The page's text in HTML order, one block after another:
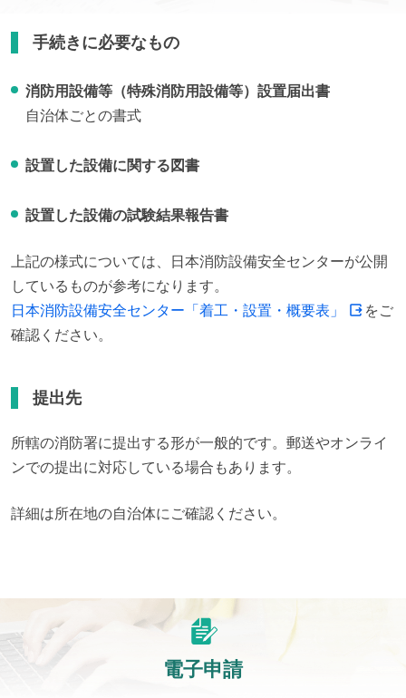
手続きに必要なもの
消防用設備等（特殊消防用設備等）設置届出書
自治体ごとの書式
設置した設備に関する図書
設置した設備の試験結果報告書
上記の様式については、日本消防設備安全センターが公開
日本消防設備安全センター「着工・設置・概要表」
をご
確認ください。
提出先
所轄の消防署に提出する形が一般的です。郵送やオンライ
ンでの提出に対応している場合もあります。
詳細は所在地の自治体にご確認ください。
電子申請